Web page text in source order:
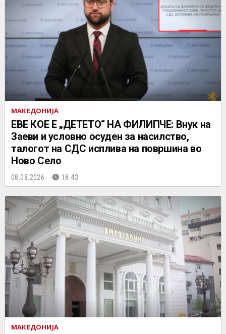
МАКЕДОНИЈА
ЕВЕ КОЕ Е „ДЕТЕТО“ НА ФИЛИПЧЕ: Внук на
Заеви и условно осуден за насилство,
талогот на СДС исплива на површина во
Ново Село
08.08.2026. 18:43
МАКЕДОНИЈА